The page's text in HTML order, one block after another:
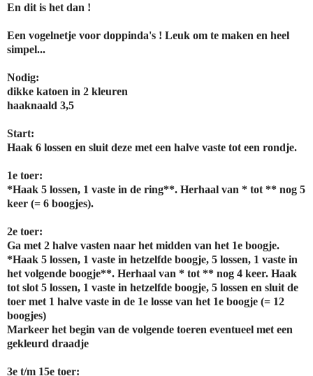
En dit is het dan !
Een vogelnetje voor doppinda's ! Leuk om te maken en heel
simpel...
Nodig:
dikke katoen in 2 kleuren
haaknaald 3,5
Start:
Haak 6 lossen en sluit deze met een halve vaste tot een rondje.
1e toer:
*Haak 5 lossen, 1 vaste in de ring**. Herhaal van * tot ** nog 5
keer (= 6 boogjes).
2e toer:
Ga met 2 halve vasten naar het midden van het 1e boogje.
*Haak 5 lossen, 1 vaste in hetzelfde boogje, 5 lossen, 1 vaste in
het volgende boogje**. Herhaal van * tot ** nog 4 keer. Haak
tot slot 5 lossen, 1 vaste in hetzelfde boogje, 5 lossen en sluit de
toer met 1 halve vaste in de 1e losse van het 1e boogje (= 12
boogjes)
Markeer het begin van de volgende toeren eventueel met een
gekleurd draadje
3e t/m 15e toer: